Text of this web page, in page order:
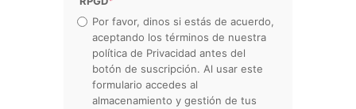
Por favor, dinos si estás de acuerdo,
aceptando los términos de nuestra
política de Privacidad antes del
botón de suscripción. Al usar este
formulario accedes al
almacenamiento y gestión de tus